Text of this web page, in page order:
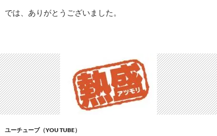
では、ありがとうございました。
ユーチューブ（YOU TUBE）